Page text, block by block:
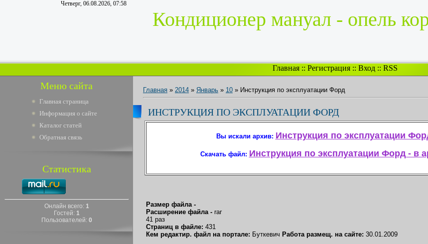
Четверг, 06.08.2026, 07:58
Кондиционер мануал - опель
Главная:: Регистрация:: Вход:: RSS
Меню сайта
Главная страница
Информация о сайте
Каталог статей
Обратная связь
Статистика
Онлайн всего: 1
Гостей: 1
Пользователей: 0
Главная » 2014 » Январь » 10 » Инструкция по эксплуатации Форд
ИНСТРУКЦИЯ ПО ЭКСПЛУАТАЦИИ ФОРД
Вы искали архив: Инструкция по эксплуатации
Скачать файл: Инструкция по эксплуатации Форд - в
Размер файла -
Расширение файла - rar
41 раз
Страниц в файле: 431
Кем редактир. файл на портале: Буткевич Работа размещ. на сайте: 30.01.2009